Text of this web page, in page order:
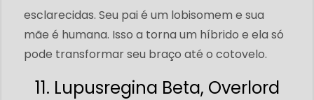
esclarecidas. Seu pai é um lobisomem e sua
mãe é humana. Isso a torna um híbrido e ela só
pode transformar seu braço até o cotovelo.
11. Lupusregina Beta, Overlord